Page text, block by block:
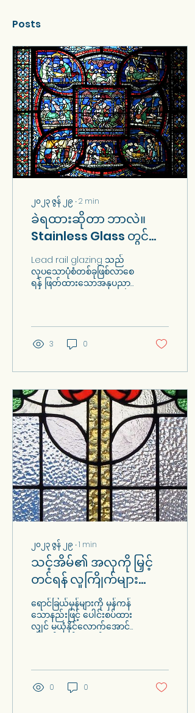
Posts
၂၀၂၃ ဇွန် ၂၉ ∙2 min
ခဲရထားဆိုတာ ဘာလဲ။
Stainless Glass တွင်
သံလမ်းအမျိုးအစားမည်မျှ
ရှိသနည်း။
Lead rail glazing သည်
လှပသောပုံစံတစ်ခုဖြစ်လာစေ
ရန် ဖြတ်ထားသောအနုပညာ
လုပ...
3 0
၂၀၂၃ ဇွန် ၂၉ ∙1 min
သင့်အိမ်၏ အလှကို မြှင့်
တင်ရန် လူကြိုက်များသော
မျက်မှန်အမျိုးအစား ၆ မျိုး
ရောင်ခြယ်မှန်များကို မှန်ကန်
သောနည်းဖြင့် ပေါင်းစပ်ထား
လျှင် မယုံနိုင်လောက်အောင်
0 0